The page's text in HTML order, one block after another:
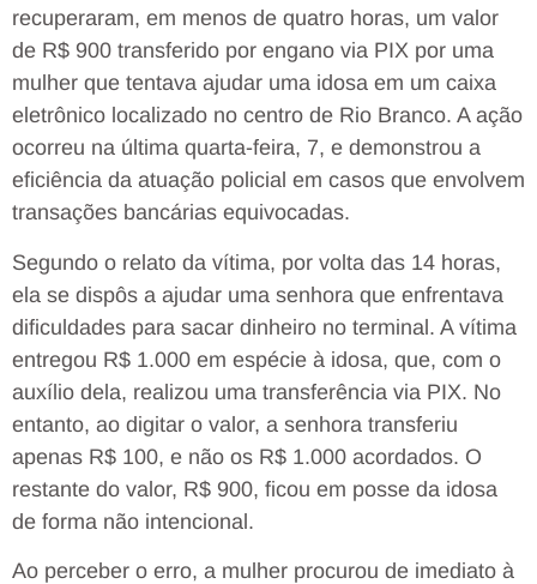
recuperaram, em menos de quatro horas, um valor
de R$ 900 transferido por engano via PIX por uma
mulher que tentava ajudar uma idosa em um caixa
eletrônico localizado no centro de Rio Branco. A ação
ocorreu na última quarta-feira, 7, e demonstrou a
eficiência da atuação policial em casos que envolvem
transações bancárias equivocadas.
Segundo o relato da vítima, por volta das 14 horas,
ela se dispôs a ajudar uma senhora que enfrentava
dificuldades para sacar dinheiro no terminal. A vítima
entregou R$ 1.000 em espécie à idosa, que, com o
auxílio dela, realizou uma transferência via PIX. No
entanto, ao digitar o valor, a senhora transferiu
apenas R$ 100, e não os R$ 1.000 acordados. O
restante do valor, R$ 900, ficou em posse da idosa
de forma não intencional.
Ao perceber o erro, a mulher procurou de imediato à